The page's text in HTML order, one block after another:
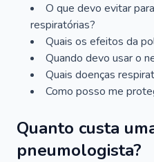
O que devo evitar
respiratórias?
Quais os efeitos da
Quando devo usar o
Quais doenças
Como posso me
Quanto custa
pneumologista?